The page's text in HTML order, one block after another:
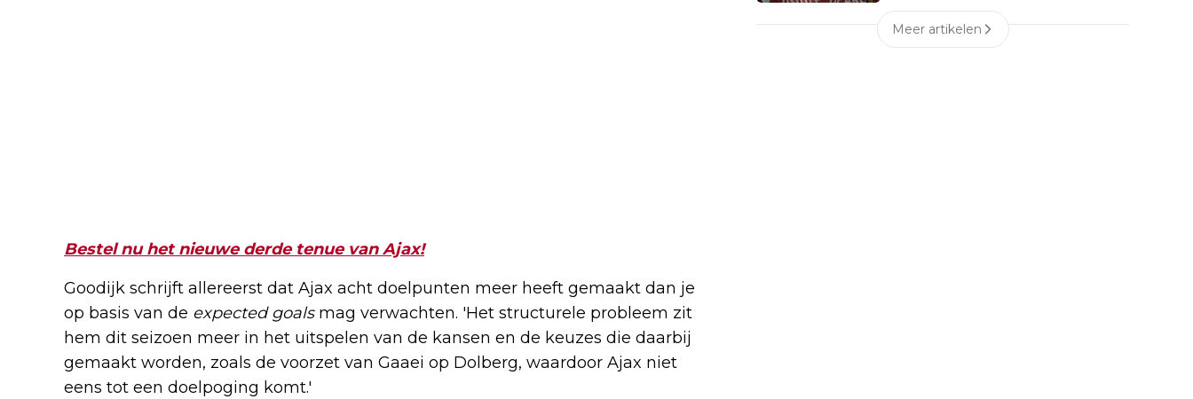
Bestel nu het nieuwe derde tenue van Ajax!
Goodijk schrijft allereerst dat Ajax acht doelpunten meer heeft gemaakt dan je
op basis van de expected goalsmag verwachten. 'Het structurele probleem zit
hem dit seizoen meer in het uitspelen van de kansen en de keuzes die daarbij
gemaakt worden, zoals de voorzet van Gaaei op Dolberg, waardoor Ajax niet
eens tot een doelpoging komt.'
Meer artikelen